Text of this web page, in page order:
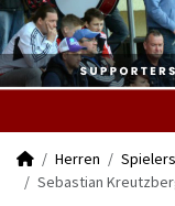
Herren
Sebastian